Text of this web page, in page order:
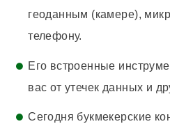
геоданным (камере),
телефону.
Его встроенные
вас от утечек данных и
Сегодня букмекерские